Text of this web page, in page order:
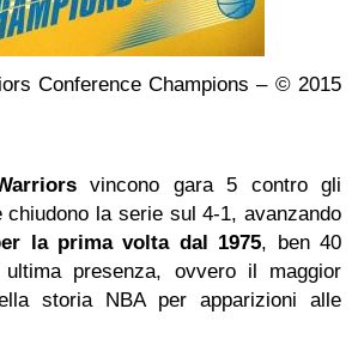
Conference Champions – © 2015
vincono gara 5 contro gli
chiudono la serie sul 4-1, avanzando
la prima volta dal 1975, ben 40
presenza, ovvero il maggior
storia NBA per apparizioni alle